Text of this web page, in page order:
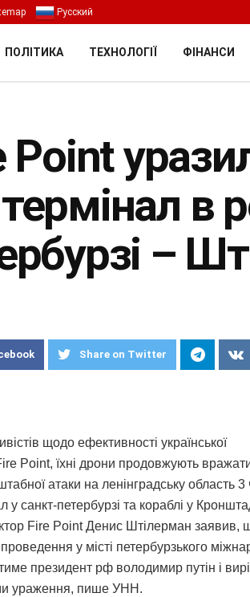
Русский
ПОЛІТИКА ТЕХНОЛОГІЇ ФІНАНСИ
в
–
Share on Twitter
щодо ефективності української
Point, їхні дрони продовжують вражати
атаки на ленінградську область
санкт-петербурзі та кораблі у
Fire Point Денис Штілерман заявив,
у місті петербурзького
президент рф володимир путін і
ураження, пише УНН.